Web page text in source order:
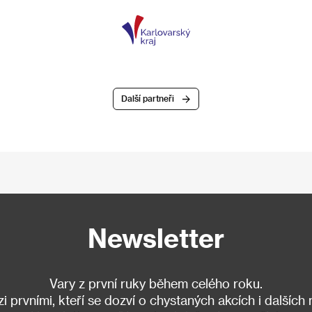
Další partneři
Newsletter
Vary z první ruky během celého roku.
prvními, kteří se dozví o chystaných akcích i dalších